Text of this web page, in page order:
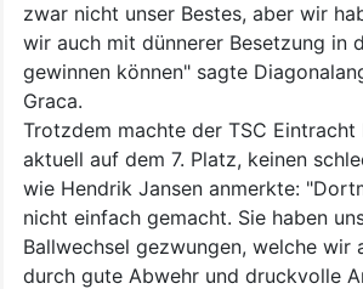
zwar nicht unser Bestes, aber wir
wir auch mit dünnerer Besetzung in
gewinnen können" sagte
Graca.
Trotzdem machte der TSC Eintracht
aktuell auf dem 7. Platz, keinen
wie Hendrik Jansen anmerkte:
nicht einfach gemacht. Sie haben
Ballwechsel gezwungen, welche wir
durch gute Abwehr und druckvolle